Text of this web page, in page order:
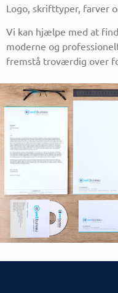
Logo, skrifttyper, farver
Vi kan hjælpe med at
moderne og
fremstå troværdig over